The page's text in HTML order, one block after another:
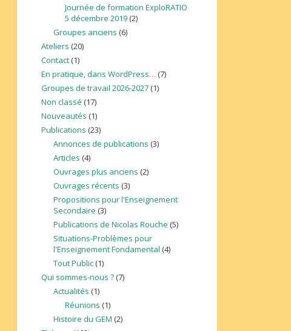
Journée de formation ExploRATIO
5 décembre 2019 (2)
Groupes anciens (6)
Ateliers (20)
Contact (1)
En pratique, dans WordPress… (7)
Groupes de travail 2026-2027 (1)
Non classé (17)
Nouveautés (1)
Publications (23)
Annonces de publications (3)
Articles (4)
Ouvrages plus anciens (2)
Ouvrages récents (3)
Propositions pour l'Enseignement
Secondaire (3)
Publications de Nicolas Rouche (5)
Situations-Problèmes pour
l'Enseignement Fondamental (4)
Tout Public(1)
Qui sommes-nous ? (7)
Actualités (1)
Réunions (1)
Histoire du GEM (2)